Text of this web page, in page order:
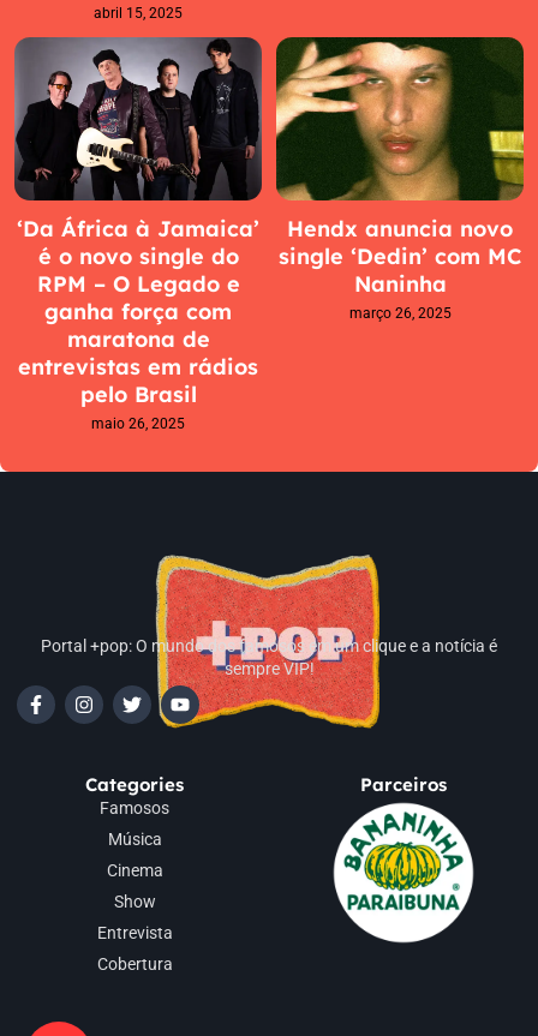
abril 15, 2025
‘Da África à Jamaica’
é o novo single do
RPM – O Legado e
ganha força com
maratona de
entrevistas em rádios
pelo Brasil
maio 26, 2025
Hendx anuncia novo
single ‘Dedin’ com MC
Naninha
março 26, 2025
Portal +pop: O mundo dos famosos em um clique e a notícia é
sempre VIP!
Categories
Famosos
Música
Cinema
Show
Entrevista
Cobertura
Parceiros